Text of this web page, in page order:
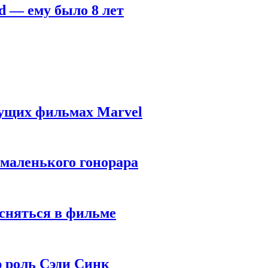
— ему было 8 лет
фильмах Marvel
гонорара
в фильме
роль Сэди Синк